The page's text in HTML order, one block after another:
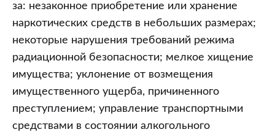
за: незаконное приобретение или хранение
наркотических средств в небольших размерах;
некоторые нарушения требований режима
радиационной безопасности; мелкое хищение
имущества; уклонение от возмещения
имущественного ущерба, причиненного
преступлением; управление транспортными
средствами в состоянии алкогольного